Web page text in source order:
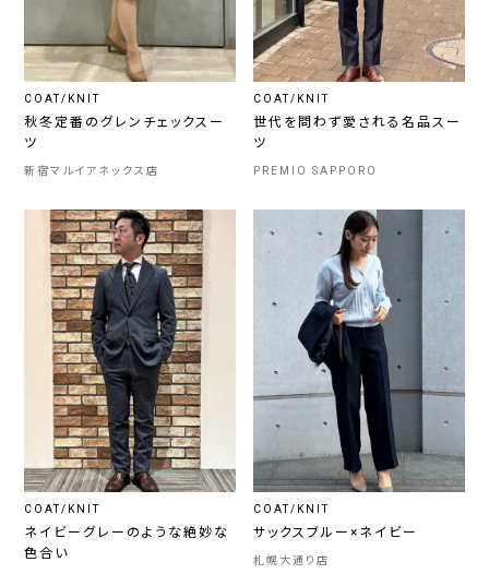
COAT/KNIT
秋冬定番のグレンチェックスー
ツ
新宿マルイアネックス店
COAT/KNIT
世代を問わず愛される名品スー
ツ
PREMIO SAPPORO
COAT/KNIT
ネイビーグレーのような絶妙な
色合い
COAT/KNIT
サックスブルー×ネイビー
札幌大通り店